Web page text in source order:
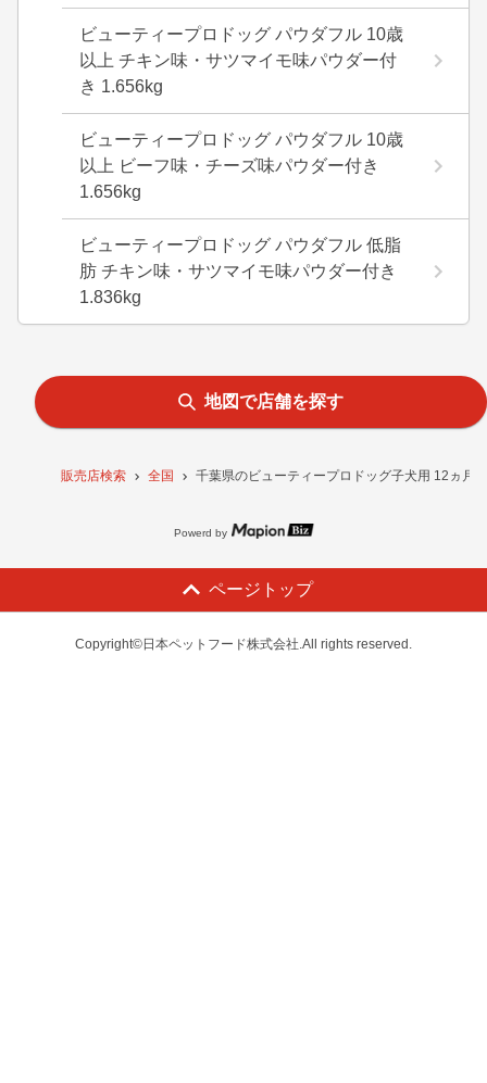
販売店検索 全国 千葉県のビューティープロドッグ子犬用 12ヵ月
ビューティープロドッグ パウダフル 10歳
以上 チキン味・サツマイモ味パウダー付
き 1.656kg
ビューティープロドッグ パウダフル 10歳
以上 ビーフ味・チーズ味パウダー付き
1.656kg
ビューティープロドッグ パウダフル 低脂
肪 チキン味・サツマイモ味パウダー付き
1.836kg
地図で店舗を探す
Powerd by
ページトップ
Copyright©日本ペットフード株式会社.All rights reserved.